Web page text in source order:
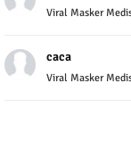
Viral Masker
caca
Viral Masker